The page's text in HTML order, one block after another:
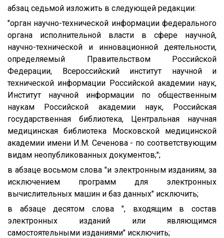
абзац седьмой изложить в следующей редакции:
"орган научно-технической информации федерального
органа исполнительной власти в сфере научной,
научно-технической и инновационной деятельности,
определяемый Правительством Российской
Федерации, Всероссийский институт научной и
технической информации Российской академии наук,
Институт научной информации по общественным
наукам Российской академии наук, Российская
государственная библиотека, Центральная научная
медицинская библиотека Московской медицинской
академии имени И.М. Сеченова - по соответствующим
видам неопубликованных документов;";
в абзаце восьмом слова "и электронным изданиям, за
исключением программ для электронных
вычислительных машин и баз данных" исключить;
в абзаце десятом слова ", входящим в состав
электронных изданий или являющимся
самостоятельными изданиями" исключить;